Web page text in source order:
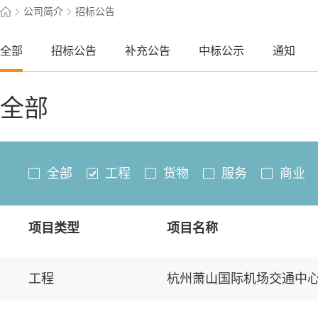
公司简介 招标公告
全部 招标公告 补充公告 中标公示 通知
全部
全部 工程 货物 服务 商业
项目类型 项目名称
工程 杭州萧山国际机场交通中